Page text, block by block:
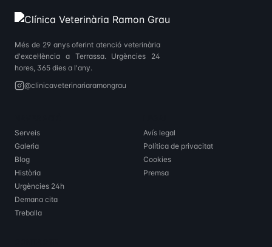
Més de 29 anys oferint atenció veterinària
d'excel·lència a Terrassa. Urgències 24
hores, 365 dies a l'any.
@clinicaveterinariaramongrau
Serveis
Galeria
Blog
Història
Urgències 24h
Demana cita
Treballa
Avís legal
Política de privacitat
Cookies
Premsa